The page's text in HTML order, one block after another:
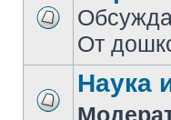
От
Наука